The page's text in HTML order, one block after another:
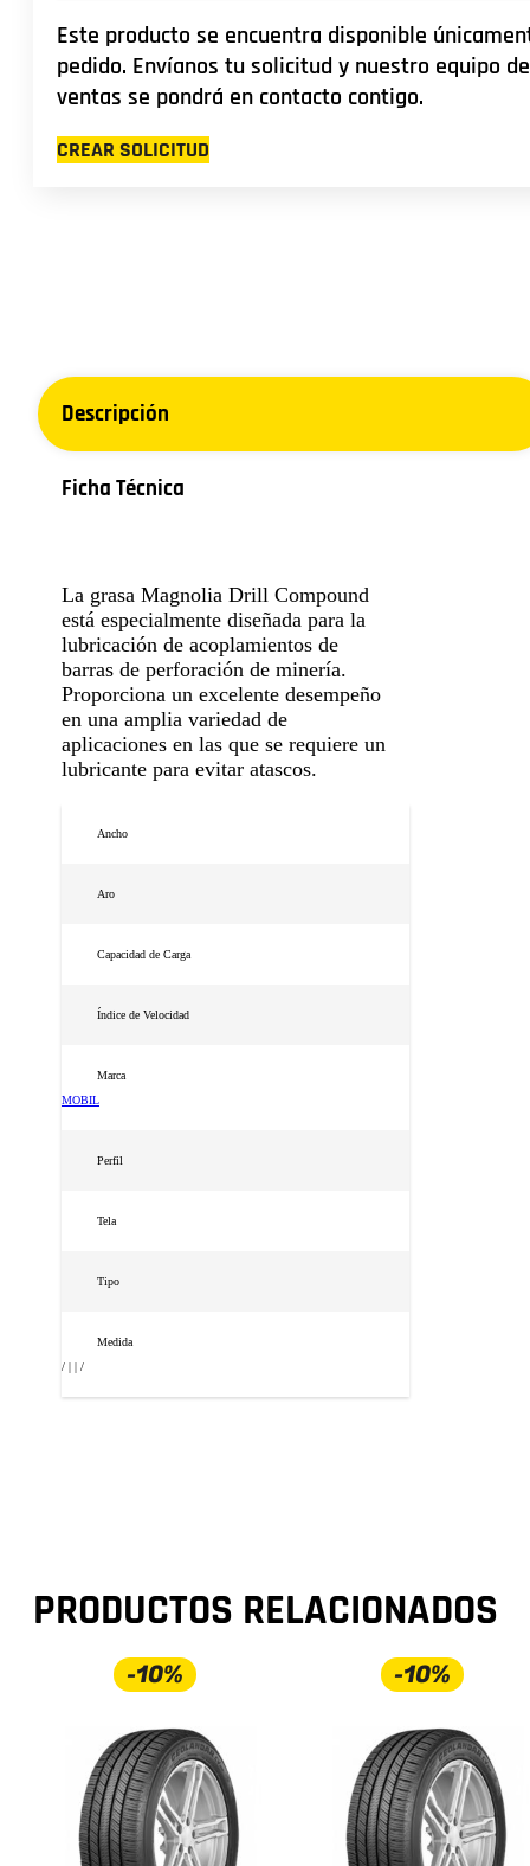
$238.000.$214.000.
Este producto se encuentra disponible
pedido. Envíanos tu solicitud y nuestro equipo de
ventas se pondrá en contacto contigo.
CREAR SOLICITUD
Descripción
Ficha Técnica
La grasa Magnolia Drill Compound
está especialmente diseñada para la
lubricación de acoplamientos de
barras de perforación de minería.
Proporciona un excelente desempeño
en una amplia variedad de
aplicaciones en las que se requiere un
lubricante para evitar atascos.
Ancho
Aro
Capacidad de Carga
Índice de Velocidad
Marca
MOBIL
Perfil
Tela
Tipo
Medida
/ | | /
PRODUCTOS RELACIONADOS
-10% -10%